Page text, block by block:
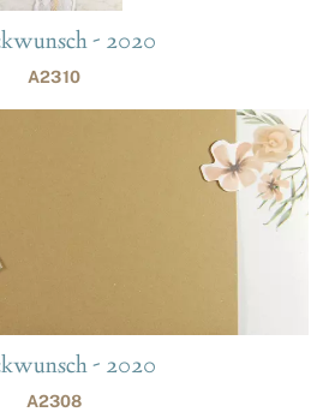
- 2020
A2310
- 2020
A2308